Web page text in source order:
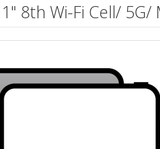
8th Wi-Fi Cell/ 5G/